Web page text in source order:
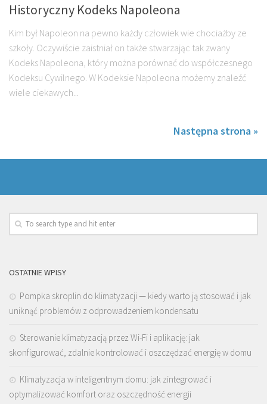
Historyczny Kodeks Napoleona
Kim był Napoleon na pewno każdy człowiek wie chociażby ze
szkoły. Oczywiście zaistniał on także stwarzając tak zwany
Kodeks Napoleona, który można porównać do współczesnego
Kodeksu Cywilnego. W Kodeksie Napoleona możemy znaleźć
wiele ciekawych...
Następna strona »
OSTATNIE WPISY
Pompka skroplin do klimatyzacji — kiedy warto ją stosować i jak
uniknąć problemów z odprowadzeniem kondensatu
Sterowanie klimatyzacją przez Wi-Fi i aplikację: jak
skonfigurować, zdalnie kontrolować i oszczędzać energię w domu
Klimatyzacja w inteligentnym domu: jak zintegrować i
optymalizować komfort oraz oszczędność energii